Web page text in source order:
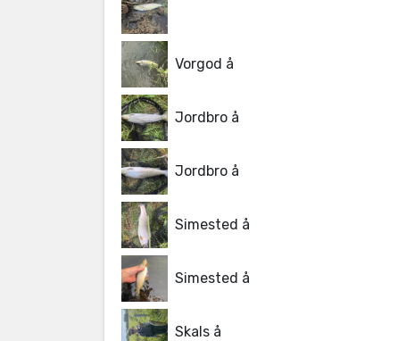
Vorgod å
Jordbro å
Jordbro å
Simested å
Simested å
Skals å